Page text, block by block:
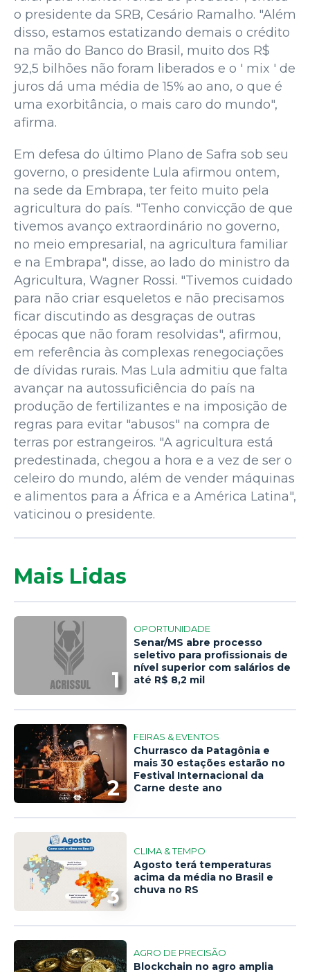
o presidente da SRB, Cesário Ramalho. "Além
disso, estamos estatizando demais o crédito
na mão do Banco do Brasil, muito dos R$
92,5 bilhões não foram liberados e o ' mix ' de
juros dá uma média de 15% ao ano, o que é
uma exorbitância, o mais caro do mundo",
afirma.
Em defesa do último Plano de Safra sob seu
governo, o presidente Lula afirmou ontem,
na sede da Embrapa, ter feito muito pela
agricultura do país. "Tenho convicção de que
tivemos avanço extraordinário no governo,
no meio empresarial, na agricultura familiar
e na Embrapa", disse, ao lado do ministro da
Agricultura, Wagner Rossi. "Tivemos cuidado
para não criar esqueletos e não precisamos
ficar discutindo as desgraças de outras
épocas que não foram resolvidas", afirmou,
em referência às complexas renegociações
de dívidas rurais. Mas Lula admitiu que falta
avançar na autossuficiência do país na
produção de fertilizantes e na imposição de
regras para evitar "abusos" na compra de
terras por estrangeiros. "A agricultura está
predestinada, chegou a hora e a vez de ser o
celeiro do mundo, além de vender máquinas
e alimentos para a África e a América Latina",
vaticinou o presidente.
Mais Lidas
1
OPORTUNIDADE
Senar/MS abre processo
seletivo para profissionais de
nível superior com salários de
até R$ 8,2 mil
2
FEIRAS & EVENTOS
Churrasco da Patagônia e
mais 30 estações estarão no
Festival Internacional da
Carne deste ano
3
CLIMA & TEMPO
Agosto terá temperaturas
acima da média no Brasil e
chuva no RS
AGRO DE PRECISÃO
Blockchain no agro amplia